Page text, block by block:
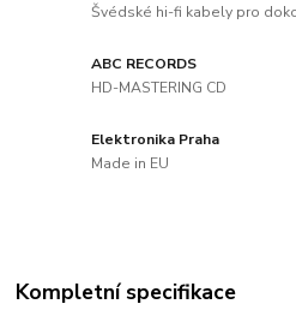
Švédské hi-fi kabely pro
ABC RECORDS
HD-MASTERING CD
Elektronika Praha
Made in EU
Kompletní specifikace